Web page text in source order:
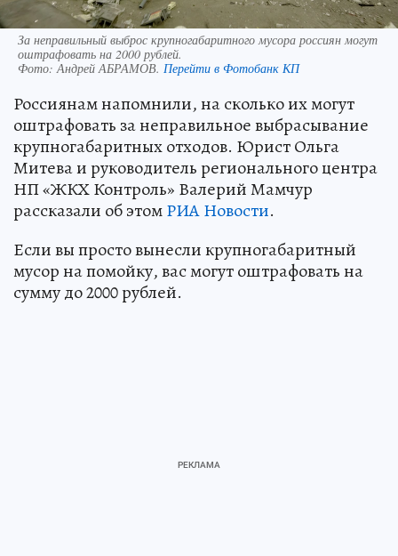
За неправильный выброс крупногабаритного мусора россиян могут
оштрафовать на 2000 рублей.
Фото:Андрей АБРАМОВ. Перейти в Фотобанк КП
Россиянам напомнили, на сколько их могут
оштрафовать за неправильное выбрасывание
крупногабаритных отходов. Юрист Ольга
Митева и руководитель регионального центра
НП «ЖКХ Контроль» Валерий Мамчур
рассказали об этомРИА Новости.
Если вы просто вынесли крупногабаритный
мусор на помойку, вас могут оштрафовать на
сумму до 2000 рублей.